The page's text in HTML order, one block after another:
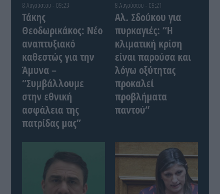
8 Αυγούστου - 09:23
Τάκης
Θεοδωρικάκος: Νέο
αναπτυξιακό
καθεστώς για την
Άμυνα –
“Συμβάλλουμε
στην εθνική
ασφάλεια της
πατρίδας μας”
8 Αυγούστου - 09:21
Αλ. Σδούκου για
πυρκαγιές: “Η
κλιματική κρίση
είναι παρούσα και
λόγω οξύτητας
προκαλεί
προβλήματα
παντού”